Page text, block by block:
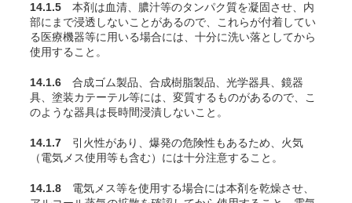
14.1.5 本剤は血清、膿汁等のタンパク質を凝固させ、内
部にまで浸透しないことがあるので、これらが付着してい
る医療機器等に用いる場合には、十分に洗い落としてから
使用すること。
14.1.6 合成ゴム製品、合成樹脂製品、光学器具、鏡器
具、塗装カテーテル等には、変質するものがあるので、こ
のような器具は長時間浸漬しないこと。
14.1.7 引火性があり、爆発の危険性もあるため、火気
（電気メス使用等も含む）には十分注意すること。
14.1.8 電気メス等を使用する場合には本剤を乾燥させ、